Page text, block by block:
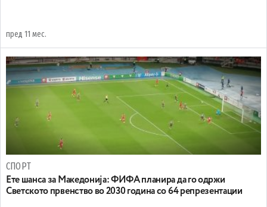
пред 11 мес.
СПОРТ
Ете шанса за Македонија: ФИФА планира да го одржи
Светското првенство во 2030 година со 64 репрезентации